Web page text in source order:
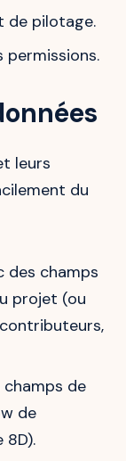
de pilotage.
leurs
du
des champs
projet (ou
champs de
de